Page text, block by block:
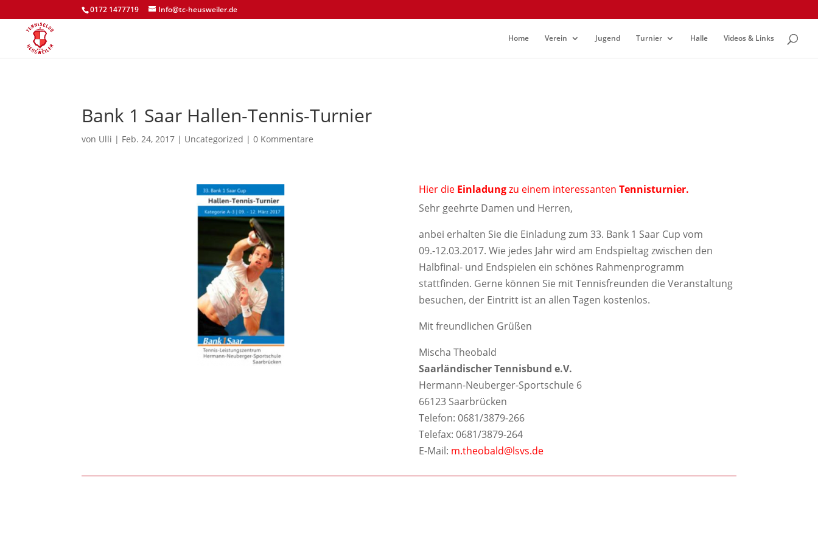
0172 1477719 Info@tc-heusweiler.de
Home Verein Jugend Turnier Halle Videos & Links
Bank 1 Saar Hallen-Tennis-Turnier
von Ulli | Feb. 24, 2017 | Uncategorized |0 Kommentare
Hier die Einladungzu einem interessantenTennisturnier.
Sehr geehrte Damen und Herren,
anbei erhalten Sie die Einladung zum 33. Bank 1 Saar Cup vom
09.-12.03.2017. Wie jedes Jahr wird am Endspieltag zwischen den
Halbfinal- und Endspielen ein schönes Rahmenprogramm
stattfinden. Gerne können Sie mit Tennisfreunden die Veranstaltung
besuchen, der Eintritt ist an allen Tagen kostenlos.
Mit freundlichen Grüßen
Mischa Theobald
Saarländischer Tennisbund e.V.
Hermann-Neuberger-Sportschule 6
66123 Saarbrücken
Telefon: 0681/3879-266
Telefax: 0681/3879-264
E-Mail: m.theobald@lsvs.de